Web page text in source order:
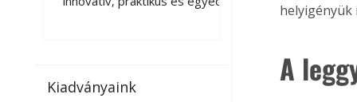
az otthonában, útközben vagy
megoldás a
vagy táblagépen.
az otthonában,
Kiadványaink
helyigényük
A